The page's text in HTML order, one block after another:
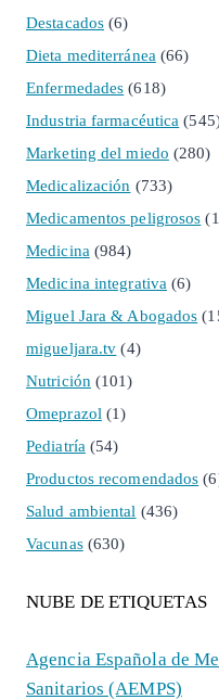
Destacados (6)
Dieta mediterránea (66)
Enfermedades (618)
Industria farmacéutica
Marketing del miedo (280)
Medicalización (733)
Medicamentos peligrosos
Medicina (984)
Medicina integrativa (6)
Miguel Jara & Abogados
migueljara.tv (4)
Nutrición (101)
Omeprazol (1)
Pediatría (54)
Productos recomendados
Salud ambiental (436)
Vacunas(630)
NUBE DE ETIQUETAS
Agencia Española de
Sanitarios (AEMPS)